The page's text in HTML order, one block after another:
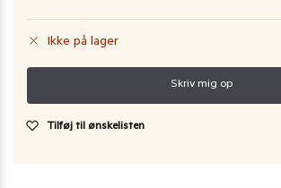
Ikke på lager
Tilføj til ønskelisten